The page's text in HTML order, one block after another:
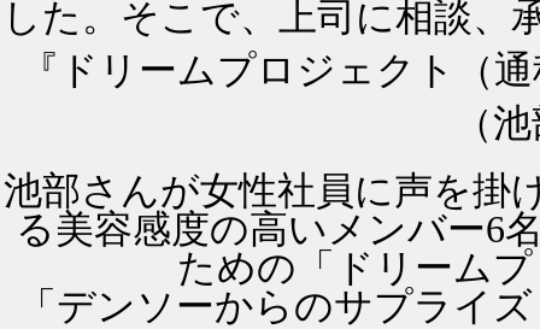
した。そこで、上司に相談、
『ドリームプロジェクト（
（
池部さんが女性社員に声を掛
る美容感度の高いメンバー6
ための「ドリーム
「デンソーからのサプライ